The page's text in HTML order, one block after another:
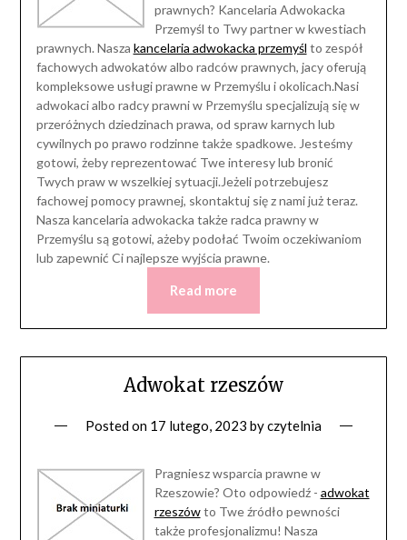
prawnych? Kancelaria Adwokacka
Przemyśl to Twy partner w kwestiach
prawnych. Nasza kancelaria adwokacka przemyśl to zespół
fachowych adwokatów albo radców prawnych, jacy oferują
kompleksowe usługi prawne w Przemyślu i okolicach.Nasi
adwokaci albo radcy prawni w Przemyślu specjalizują się w
przeróżnych dziedzinach prawa, od spraw karnych lub
cywilnych po prawo rodzinne także spadkowe. Jesteśmy
gotowi, żeby reprezentować Twe interesy lub bronić
Twych praw w wszelkiej sytuacji.Jeżeli potrzebujesz
fachowej pomocy prawnej, skontaktuj się z nami już teraz.
Nasza kancelaria adwokacka także radca prawny w
Przemyślu są gotowi, ażeby podołać Twoim oczekiwaniom
lub zapewnić Ci najlepsze wyjścia prawne.
Read more
Adwokat rzeszów
Posted on 17 lutego, 2023 byczytelnia
Pragniesz wsparcia prawne w
Rzeszowie? Oto odpowiedź - adwokat
rzeszówto Twe źródło pewności
także profesjonalizmu! Nasza